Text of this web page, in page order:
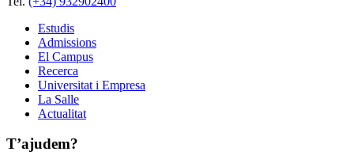
Estudis
Admissions
El Campus
Recerca
Universitat i Empresa
La Salle
Actualitat
T’ajudem?